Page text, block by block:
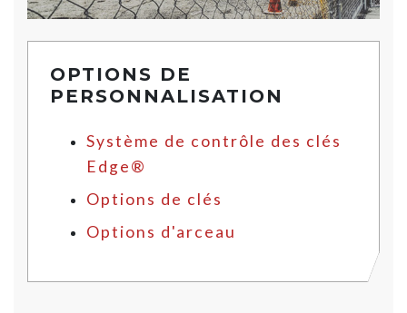
OPTIONS DE
PERSONNALISATION
Système de contrôle des clés
Edge®
Options de clés
Options d'arceau